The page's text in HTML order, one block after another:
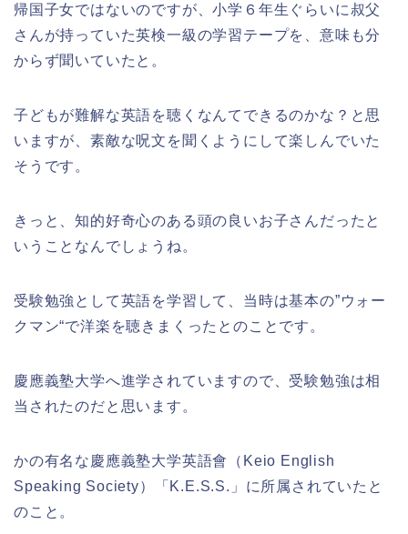
帰国子女ではないのですが、小学６年生ぐらいに叔父
さんが持っていた英検一級の学習テープを、意味も分
からず聞いていたと。
子どもが難解な英語を聴くなんてできるのかな？と思
いますが、素敵な呪文を聞くようにして楽しんでいた
そうです。
きっと、知的好奇心のある頭の良いお子さんだったと
いうことなんでしょうね。
受験勉強として英語を学習して、当時は基本の”ウォー
クマン“で洋楽を聴きまくったとのことです。
慶應義塾大学へ進学されていますので、受験勉強は相
当されたのだと思います。
かの有名な慶應義塾大学英語會（Keio English
Speaking Society）「K.E.S.S.」に所属されていたと
のこと。